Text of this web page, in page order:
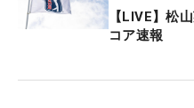
【LIVE】松
コア速報